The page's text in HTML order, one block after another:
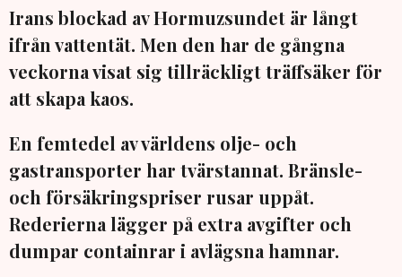
Irans blockad av Hormuzsundet är långt
ifrån vattentät. Men den har de gångna
veckorna visat sig tillräckligt träffsäker för
att skapa kaos.
En femtedel av världens olje- och
gastransporter har tvärstannat. Bränsle-
och försäkringspriser rusar uppåt.
Rederierna lägger på extra avgifter och
dumpar containrar i avlägsna hamnar.